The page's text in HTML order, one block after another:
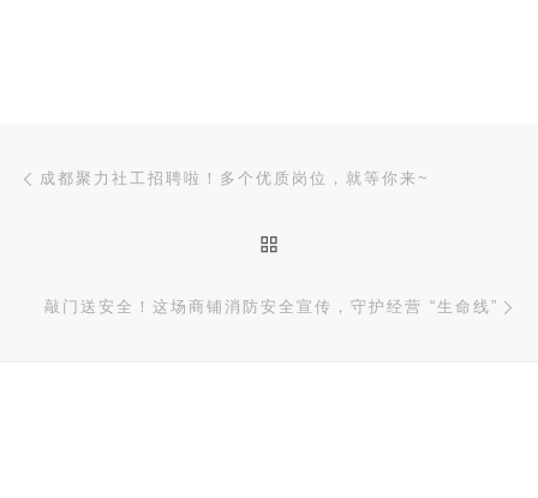
文章导航
成都聚力社工招聘啦！多个优质岗位，就等你来~
敲门送安全！这场商铺消防安全宣传，守护经营 “生命线”